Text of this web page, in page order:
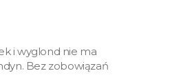
i wyglond nie ma
Bez zobowiązań